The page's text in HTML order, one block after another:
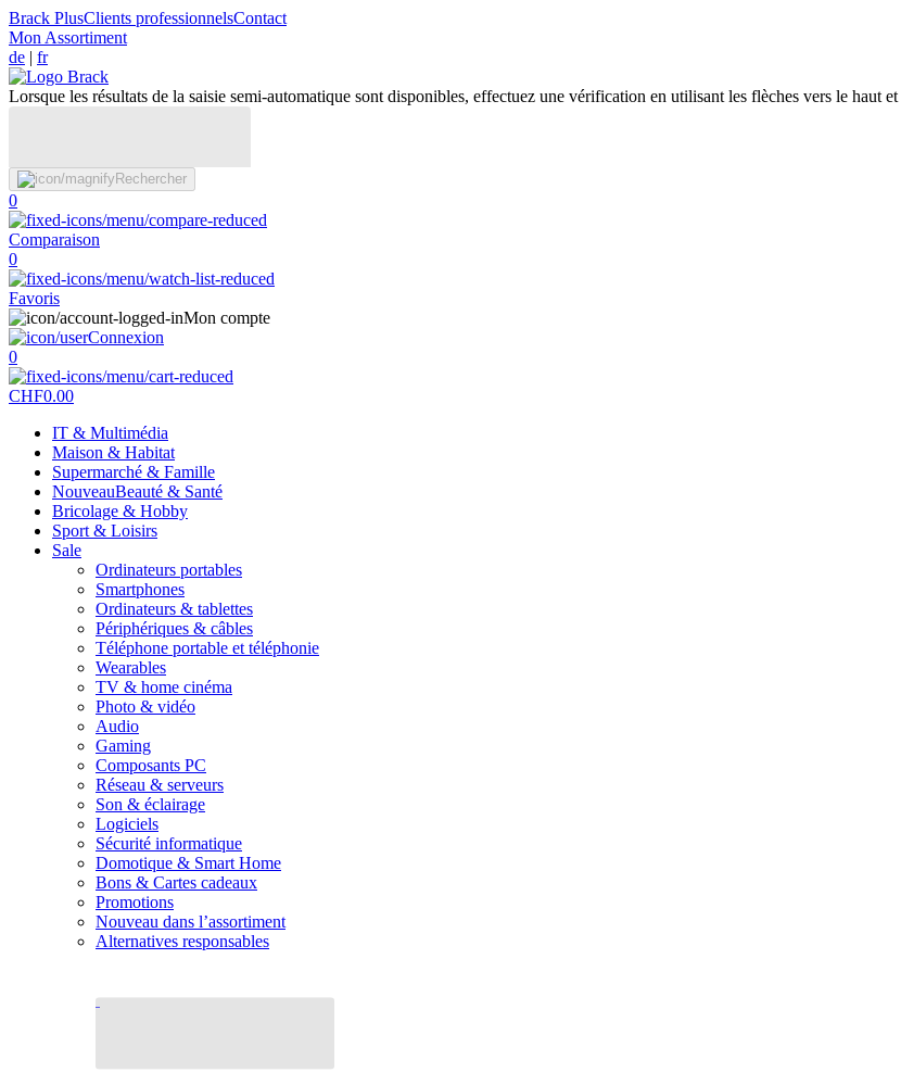
Brack PlusClients professionnelsContact
Mon Assortiment
de | fr
Lorsque les résultats de la saisie semi-automatique sont disponibles, effectuez une vérification en utilisant les flèches vers le haut
Rechercher
0
Comparaison
0
Favoris
Mon compte
Connexion
0
CHF0.00
IT & Multimédia
Maison & Habitat
Supermarché & Famille
NouveauBeauté & Santé
Bricolage & Hobby
Sport & Loisirs
Sale
Ordinateurs portables
Smartphones
Ordinateurs & tablettes
Périphériques & câbles
Téléphone portable et téléphonie
Wearables
TV & home cinéma
Photo & vidéo
Audio
Gaming
Composants PC
Réseau & serveurs
Son & éclairage
Logiciels
Sécurité informatique
Domotique & Smart Home
Bons & Cartes cadeaux
Promotions
Nouveau dans l’assortiment
Alternatives responsables